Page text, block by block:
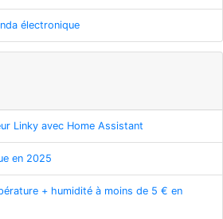
électronique
Linky avec Home Assistant
en 2025
+ humidité à moins de 5 € en